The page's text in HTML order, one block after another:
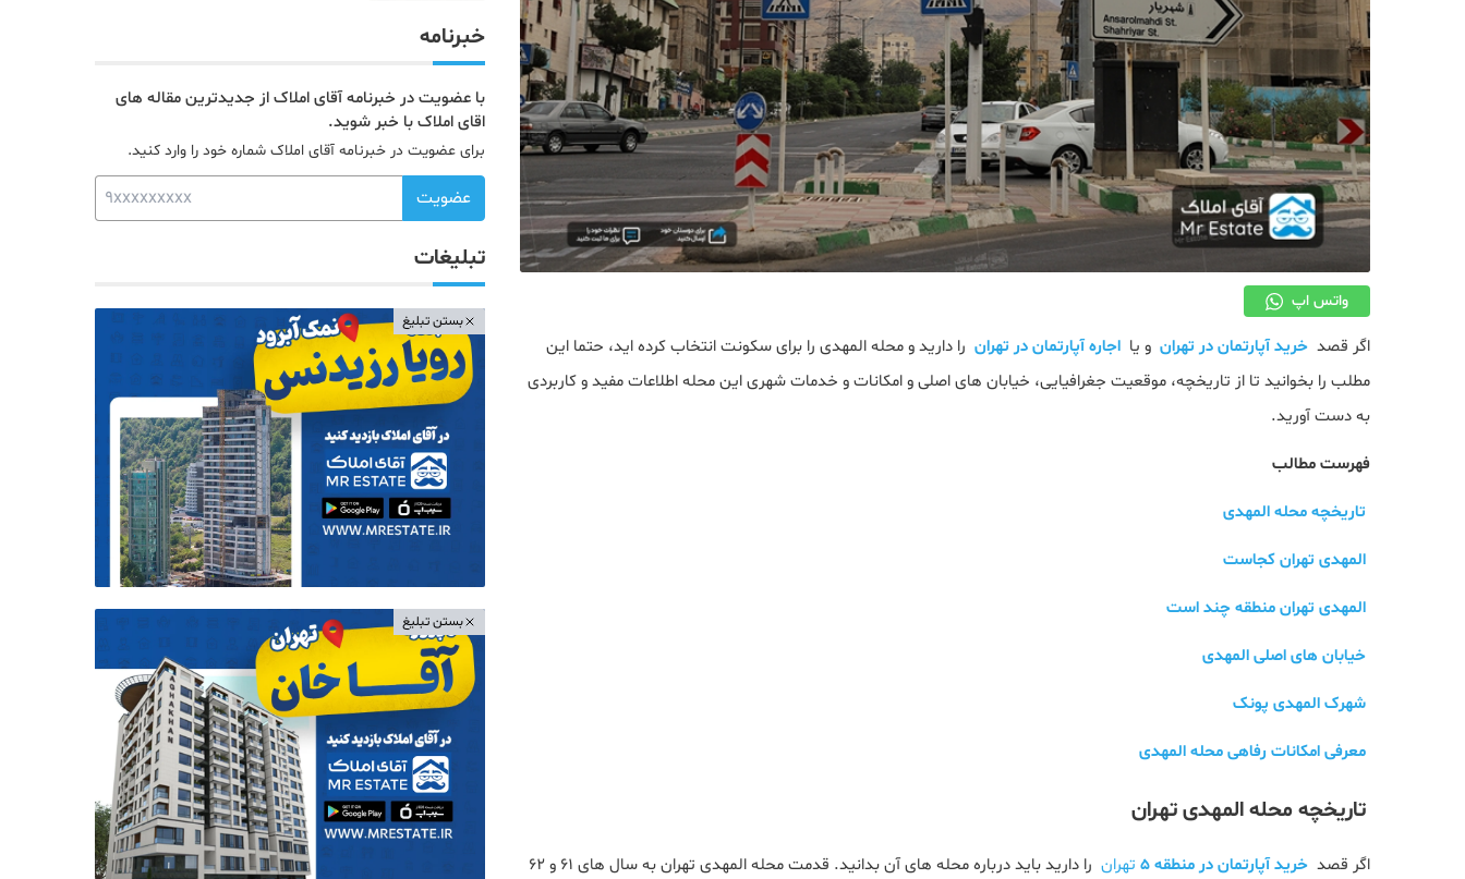
همایش و نمایشگاه
واتس اپ
اگر قصد خرید آپارتمان در تهران و یا اجاره آپارتمان در تهران را دارید و محله المهدی را برای سکونت انتخاب کرده اید، حتما این
مطلب را بخوانید تا از تاریخچه، موقعیت جغرافیایی، خیابان های اصلی و امکانات و خدمات شهری این محله اطلاعات مفید و کاربردی
به دست آورید.
فهرست مطالب
تاریخچه محله المهدی
المهدی تهران کجاست
المهدی تهران منطقه چند است
خیابان های اصلی المهدی
شهرک المهدی پونک
معرفی امکانات رفاهی محله المهدی
تاریخچه محله المهدی تهران
اگر قصد خرید آپارتمان در منطقه 5 تهران
را دارید باید درباره محله های آن بدانید. قدمت محله المهدی تهران به سال های ۶۱ و ۶۲
خبرنامه
با عضویت در خبرنامه آقای املاک از جدیدترین مقاله های
اقای املاک با خبر شوید.
برای عضویت در خبرنامه آقای املاک شماره خود را وارد کنید.
عضویت
تبلیغات
بستن تبلیغ
بستن تبلیغ